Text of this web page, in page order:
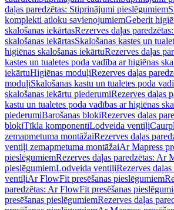
daļas paredzētas: Stiprinājumi pieslēgumiem
komplekti atloku savienojumiemGeberit
skalošanas iekārtasRezerves daļas
skalošanas iekārtasSkalošanas kastes un
higiēnas skalošanas iekārtuRezerves daļas
kastes un tualetes poda vadība ar higiēnas
iekārtuHigiēnas moduļiRezerves daļas
moduļiSkalošanas kastu un tualetes poda
skalošanas iekārtu piederumiRezerves daļas
kastu un tualetes poda vadības ar higiēnas
piederumiBarošanas blokiRezerves daļas
blokiTīkla komponentiLodveida ventiļi
zemapmetuma montāžaiRezerves daļas
ventiļi zemapmetuma montāžaiAr Mapress
pieslēgumiemRezerves daļas paredzētas: Ar
pieslēgumiemLodveida ventiļiRezerves
ventiļiAr FlowFit presēšanas pieslēgumiem
paredzētas: Ar FlowFit presēšanas
presēšanas pieslēgumiemRezerves daļas